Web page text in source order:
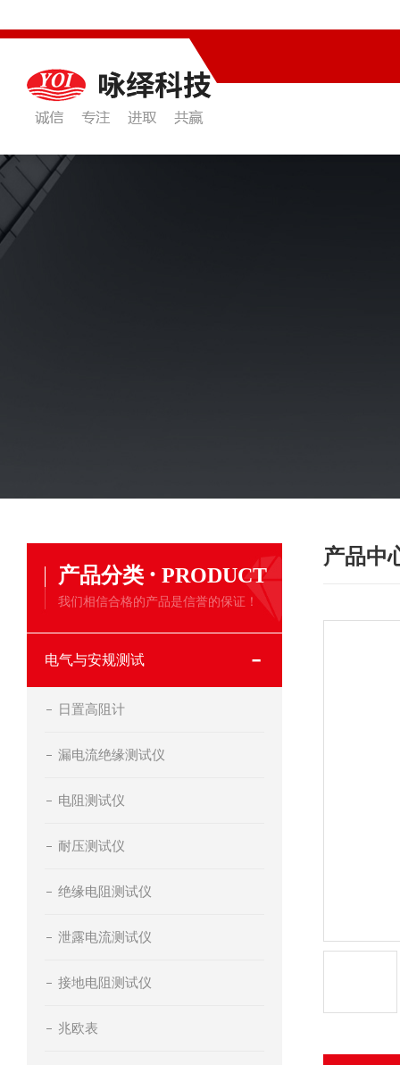
产品分类 · PRODUCT
我们相信合格的产品是信誉的保证！
电气与安规测试
日置高阻计
漏电流绝缘测试仪
电阻测试仪
耐压测试仪
绝缘电阻测试仪
泄露电流测试仪
接地电阻测试仪
兆欧表
产品中